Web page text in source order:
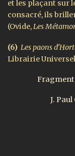
et les plaçant sur
consacré, ils
(Ovide,Les
(6) Les paons
Librairie
Fragment
J.